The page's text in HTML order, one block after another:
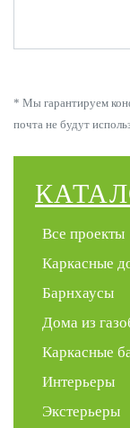
* Мы гарантируем
почта не будут
Все проекты
Каркасные
Барнхаусы
Дома из
Каркасные
Интерьеры
Экстерьеры